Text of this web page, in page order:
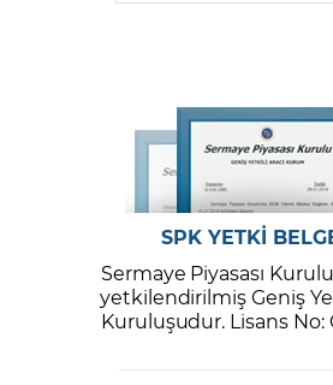
SPK YETKİ
Sermaye Piyasası
yetkilendirilmiş Geniş
Kuruluşudur. Lisans No: